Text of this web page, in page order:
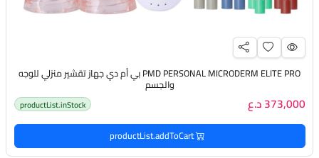
PMD PERSONAL MICRODERM ELITE PRO بي أم دي جهاز تقشير منزلي للوجه
والجسم
373,000 د.ع productList.inStock
productList.addToCart